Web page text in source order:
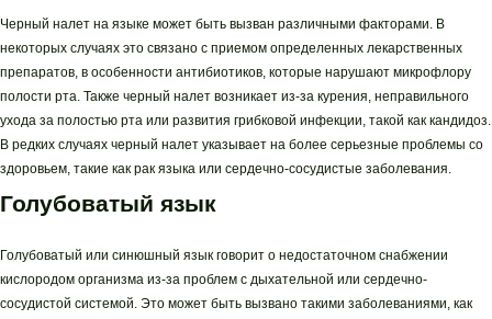
Черный налет на языке может быть вызван различными факторами. В
некоторых случаях это связано с приемом определенных лекарственных
препаратов, в особенности антибиотиков, которые нарушают микрофлору
полости рта. Также черный налет возникает из-за курения, неправильного
ухода за полостью рта или развития грибковой инфекции, такой как кандидоз.
В редких случаях черный налет указывает на более серьезные проблемы со
здоровьем, такие как рак языка или сердечно-сосудистые заболевания.
Голубоватый язык
Голубоватый или синюшный язык говорит о недостаточном снабжении
кислородом организма из-за проблем с дыхательной или сердечно-
сосудистой системой. Это может быть вызвано такими заболеваниями, как